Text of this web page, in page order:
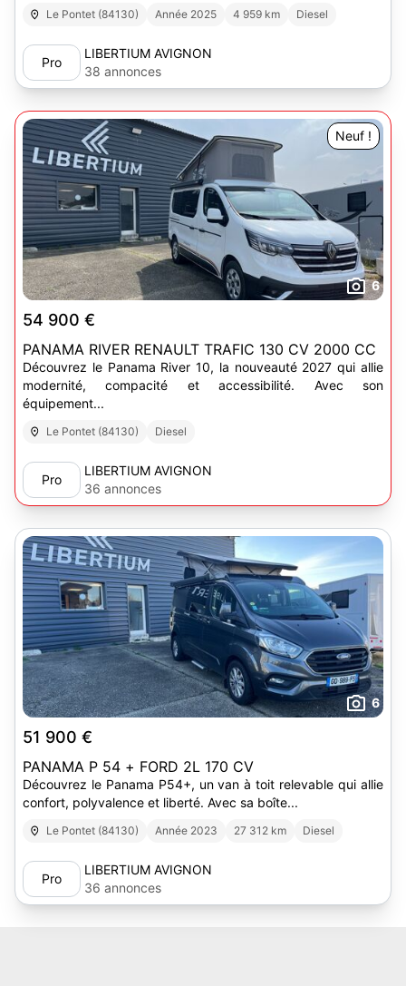
Le Pontet (84130) Année 2025 4 959 km Diesel
Pro
LIBERTIUM AVIGNON
38 annonces
Neuf !
6
54 900 €
PANAMA RIVER RENAULT TRAFIC 130 CV 2000 CC
Découvrez le Panama River 10, la nouveauté 2027 qui allie
modernité, compacité et accessibilité. Avec son
équipement...
Le Pontet (84130) Diesel
Pro
LIBERTIUM AVIGNON
36 annonces
6
51 900 €
PANAMA P 54 + FORD 2L 170 CV
Découvrez le Panama P54+, un van à toit relevable qui allie
confort, polyvalence et liberté. Avec sa boîte...
Le Pontet (84130) Année 2023 27 312 km Diesel
Pro
LIBERTIUM AVIGNON
36 annonces